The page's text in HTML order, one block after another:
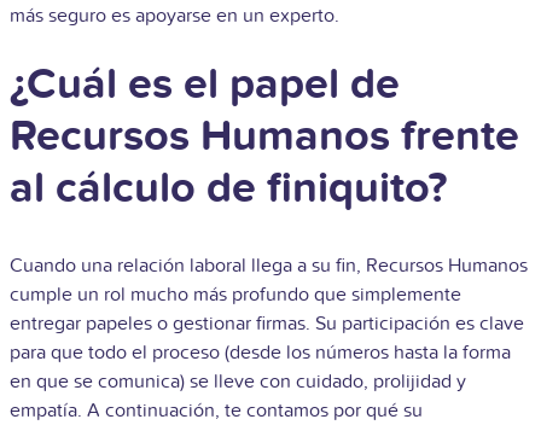
más seguro es apoyarse en un experto.
¿Cuál es el papel de
Recursos Humanos frente
al cálculo de finiquito?
Cuando una relación laboral llega a su fin, Recursos Humanos
cumple un rol mucho más profundo que simplemente
entregar papeles o gestionar firmas. Su participación es clave
para que todo el proceso (desde los números hasta la forma
en que se comunica) se lleve con cuidado, prolijidad y
empatía. A continuación, te contamos por qué su